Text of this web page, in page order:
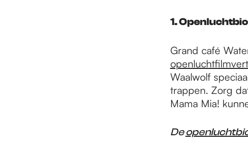
1.
Grand café
Waalwolf
trappen. Zorg
Mama Mia!
De